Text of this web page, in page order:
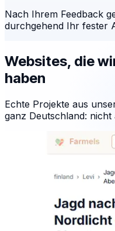
Nach Ihrem Feedback
durchgehend Ihr fester
Websites, die
haben
Echte Projekte aus
ganz Deutschland: nicht